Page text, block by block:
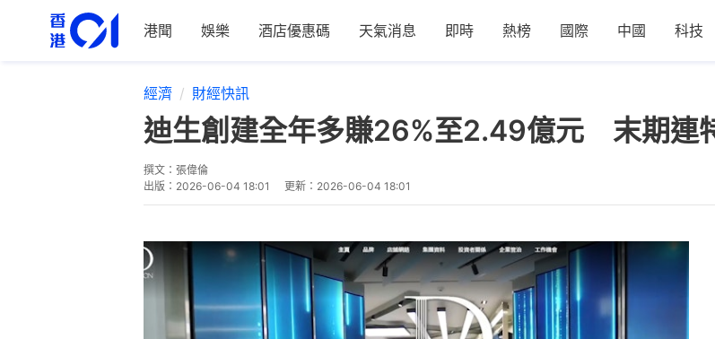
港聞 娛樂 酒店優惠碼 天氣消息 即時 熱榜 國際 中國 科技
經濟 財經快訊
迪生創建全年多賺26%至2.49億元 末期連
撰文： 張偉倫
出版： 2026-06-04 18:01 更新： 2026-06-04 18:01